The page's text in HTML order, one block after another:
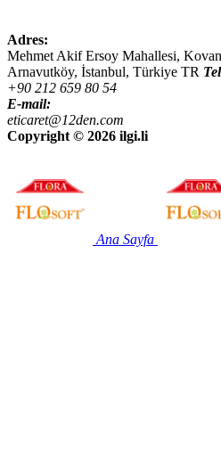
Adres:
Mehmet Akif Ersoy Mahallesi,
Arnavutköy, İstanbul, Türkiye TR
+90 212 659 80 54
E-mail:
eticaret@12den.com
Copyright © 2026 ilgi.li
Ana Sayfa